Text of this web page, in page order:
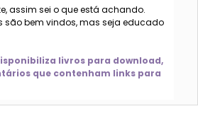
assim sei o que está achando.
são bem vindos, mas seja educado
livros para download,
que contenham links para